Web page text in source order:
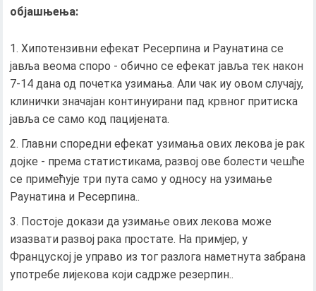
објашњења:
Хипотензивни ефекат Ресерпина и Раунатина се
јавља веома споро - обично се ефекат јавља тек након
7-14 дана од почетка узимања. Али чак иу овом случају,
клинички значајан континуирани пад крвног притиска
јавља се само код пацијената.
Главни споредни ефекат узимања ових лекова је рак
дојке - према статистикама, развој ове болести чешће
се примећује три пута само у односу на узимање
Раунатина и Ресерпина..
Постоје докази да узимање ових лекова може
изазвати развој рака простате. На примјер, у
Француској је управо из тог разлога наметнута забрана
употребе лијекова који садрже резерпин..